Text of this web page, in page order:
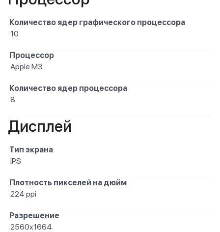
Количество ядер графического процессора
10
Процессор
Apple M3
Количество ядер процессора
8
Дисплей
Тип экрана
IPS
Плотность пикселей на дюйм
224 ppi
Разрешение
2560x1664